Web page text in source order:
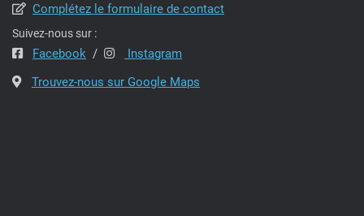
Complétez le formulaire de contact
Suivez-nous sur :
Facebook /
Instagram
Trouvez-nous sur Google Maps